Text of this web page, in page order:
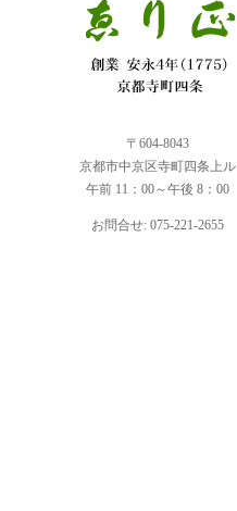
〒604-8043
京都市中京区寺町四条上ル
午前 11：00～午後 8：00
お問合せ: 075-221-2655